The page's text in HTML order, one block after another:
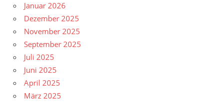
Januar 2026
Dezember 2025
November 2025
September 2025
Juli 2025
Juni 2025
April 2025
März 2025